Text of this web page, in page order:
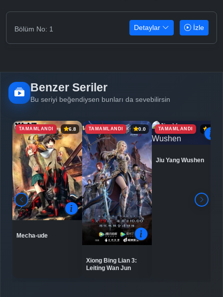
Bölüm No: 1 Detaylar İzle
Benzer Seriler
Bu seriyi beğendiysen bunları da sevebilirsin
TAMAMLANDI 6.8
Mecha-ude
TAMAMLANDI 0.0
Xiong Bing Lian 3:
Leiting Wan Jun
TAMAMLANDI 6.9
Jiu Yang Wushen